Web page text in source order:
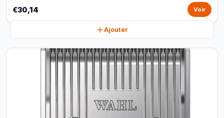
€30,14 Voir
Ajouter